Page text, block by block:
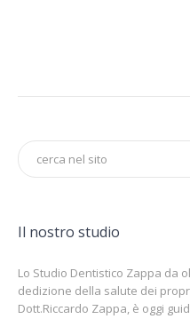
Il nostro studio
Lo Studio Dentistico Zappa da
dedizione della salute dei
Dott.Riccardo Zappa, è oggi